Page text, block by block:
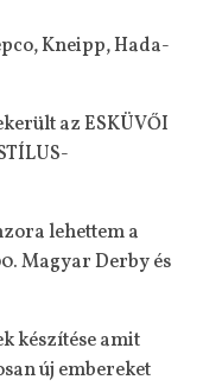
Kneipp, Hada-
az ESKÜVŐI
lehettem a
Magyar Derby és
készítése amit
új embereket